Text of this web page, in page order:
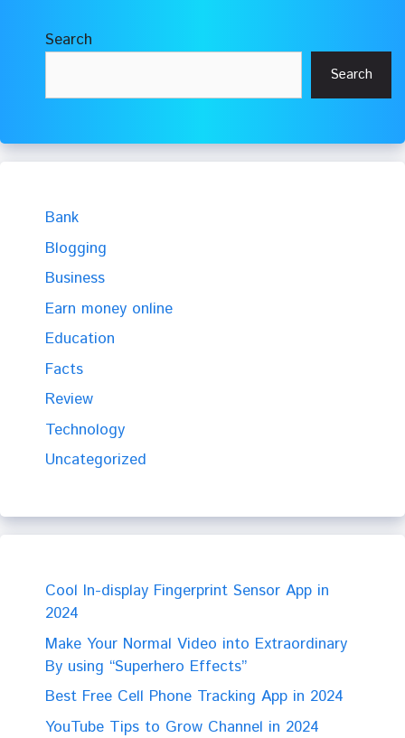
Search
Search
Bank
Blogging
Business
Earn money online
Education
Facts
Review
Technology
Uncategorized
Cool In-display Fingerprint Sensor App in
2024
Make Your Normal Video into Extraordinary
By using “Superhero Effects”
Best Free Cell Phone Tracking App in 2024
YouTube Tips to Grow Channel in 2024